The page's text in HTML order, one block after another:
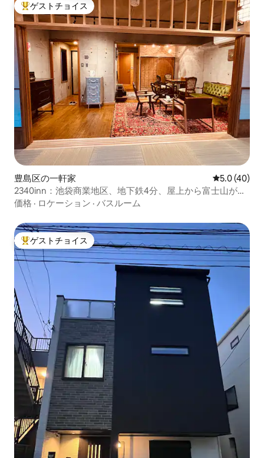
大好評のゲストチョイスです。
ゲストチョイス
豊島区の一軒家 レビュー40
5.0 (40)
2340inn：池袋商業地区、地下鉄4分、屋上から富士山が見
える、55平方メートルの美しいデザイン、和室+リビング、
価格 · ロケーション · バスルーム
大好評のゲストチョイスです。
ゲストチョイス